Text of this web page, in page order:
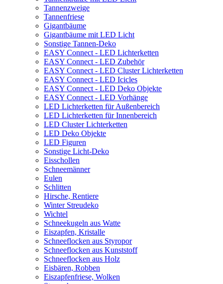
Tannenzweige
Tannenfriese
Gigantbäume
Gigantbäume mit LED Licht
Sonstige Tannen-Deko
EASY Connect - LED Lichterketten
EASY Connect - LED Zubehör
EASY Connect - LED Cluster Lichterketten
EASY Connect - LED Icicles
EASY Connect - LED Deko Objekte
EASY Connect - LED Vorhänge
LED Lichterketten für Außenbereich
LED Lichterketten für Innenbereich
LED Cluster Lichterketten
LED Deko Objekte
LED Figuren
Sonstige Licht-Deko
Eisschollen
Schneemänner
Eulen
Schlitten
Hirsche, Rentiere
Winter Streudeko
Wichtel
Schneekugeln aus Watte
Eiszapfen, Kristalle
Schneeflocken aus Styropor
Schneeflocken aus Kunststoff
Schneeflocken aus Holz
Eisbären, Robben
Eiszapfenfriese, Wolken